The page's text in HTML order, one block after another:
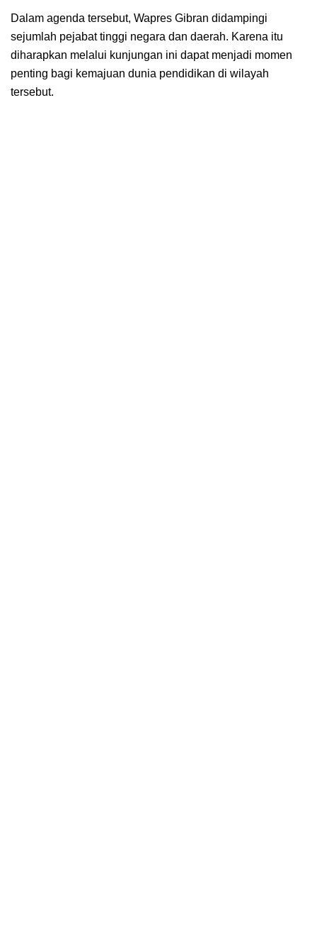
Dalam agenda tersebut, Wapres Gibran didampingi
sejumlah pejabat tinggi negara dan daerah. Karena itu
diharapkan melalui kunjungan ini dapat menjadi momen
penting bagi kemajuan dunia pendidikan di wilayah
tersebut.